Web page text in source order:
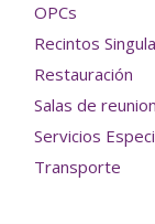
OPCs
Recintos
Restauración
Salas de
Servicios
Transporte